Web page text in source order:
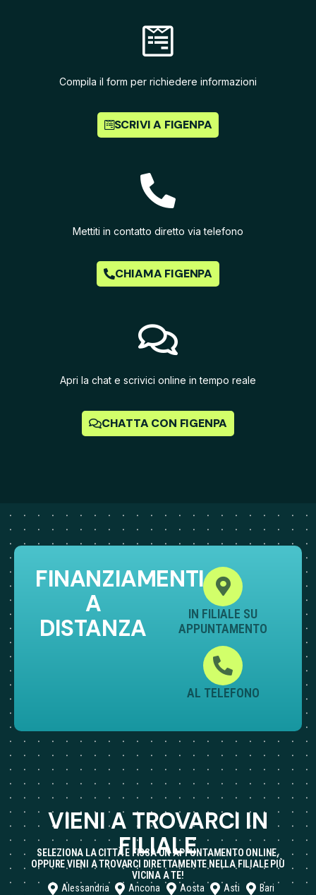
Compila il form per richiedere informazioni
SCRIVI A FIGENPA
Mettiti in contatto diretto via telefono
CHIAMA FIGENPA
Apri la chat e scrivici online in tempo reale
CHATTA CON FIGENPA
FINANZIAMENTI
A
DISTANZA
IN FILIALE SU
APPUNTAMENTO
AL TELEFONO
VIENI A TROVARCI IN
FILIALE
SELEZIONA LA CITTÀ E FISSA UN APPUNTAMENTO ONLINE,
OPPURE VIENI A TROVARCI DIRETTAMENTE NELLA FILIALE PIÙ
VICINA A TE!
Alessandria
Ancona Aosta Asti
Bari